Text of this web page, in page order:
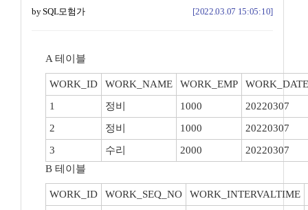
by SQL모험가 [2022.03.07 15:05:10]
A 테이블
WORK_ID WORK_NAME WORK_EMP
WORK_DATE
1
정비 1000
20220307
2
정비 1000
20220307
3
수리 2000
20220307
B 테이블
WORK_ID WORK_SEQ_NO
WORK_INTERVALTIME